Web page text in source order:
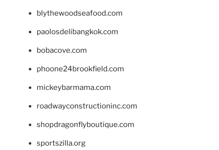
blythewoodseafood.com
paolosdelibangkok.com
bobacove.com
phoone24brookfield.com
mickeybarmama.com
roadwayconstructioninc.com
shopdragonflyboutique.com
sportszilla.org